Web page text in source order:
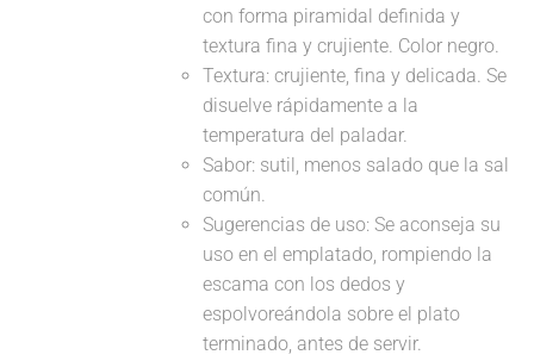
con forma piramidal definida y
textura fina y crujiente. Color negro.
Textura: crujiente, fina y delicada. Se
disuelve rápidamente a la
temperatura del paladar.
Sabor: sutil, menos salado que la sal
común.
Sugerencias de uso: Se aconseja su
uso en el emplatado, rompiendo la
escama con los dedos y
espolvoreándola sobre el plato
terminado, antes de servir.